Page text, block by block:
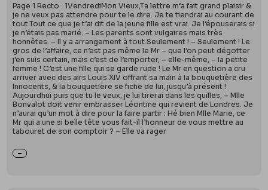
Page 1 Recto : 1VendrediMon Vieux,Ta lettre m’a fait grand plaisir &
je ne veux pas attendre pour te le dire. Je te tiendrai au courant de
tout.Tout ce que je t’ai dit de la jeune fille est vrai. Je l’épouserais si
je n’étais pas marié. – Les parents sont vulgaires mais très
honnêtes. – Il y a arrangement à tout.Seulement ! – Seulement ! Le
gros de l’affaire, ce n’est pas même le Mr – que l’on peut dégotter
j’en suis certain, mais c’est de l’emporter, – elle-même, – la petite
femme ! C’est une fille qui se garde rude ! Le Mr en question a cru
arriver avec des airs Louis XIV offrant sa main à la bouquetière des
Innocents, & la bouquetière se fiche de lui, jusqu’à présent !
Aujourdhui puis que tu le veux, je lui tirerai dans les quilles, – Mlle
Bonvalot doit venir embrasser Léontine qui revient de Londres. Je
n’aurai qu’un mot à dire pour la faire partir : Hé bien Mlle Marie, ce
Mr qui a une si belle tête vous fait-il l’honneur de vous mettre au
tabouret de son comptoir ? – Elle va rager